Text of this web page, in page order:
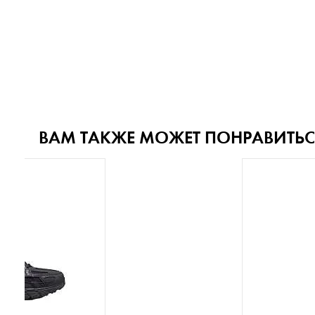
ВАМ ТАКЖЕ МОЖЕТ